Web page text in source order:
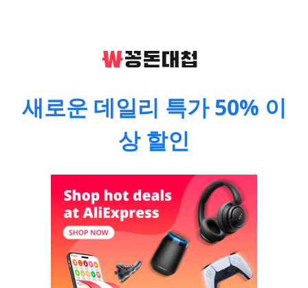
새로운 데일리 특가 50% 이
상 할인